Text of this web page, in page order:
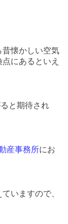
昔懐かしい空気
にあるといえ
と期待され
産事務所にお
いますので、